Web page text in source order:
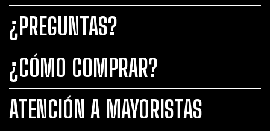
¿PREGUNTAS?
¿CÓMO COMPRAR?
ATENCIÓN A MAYORISTAS